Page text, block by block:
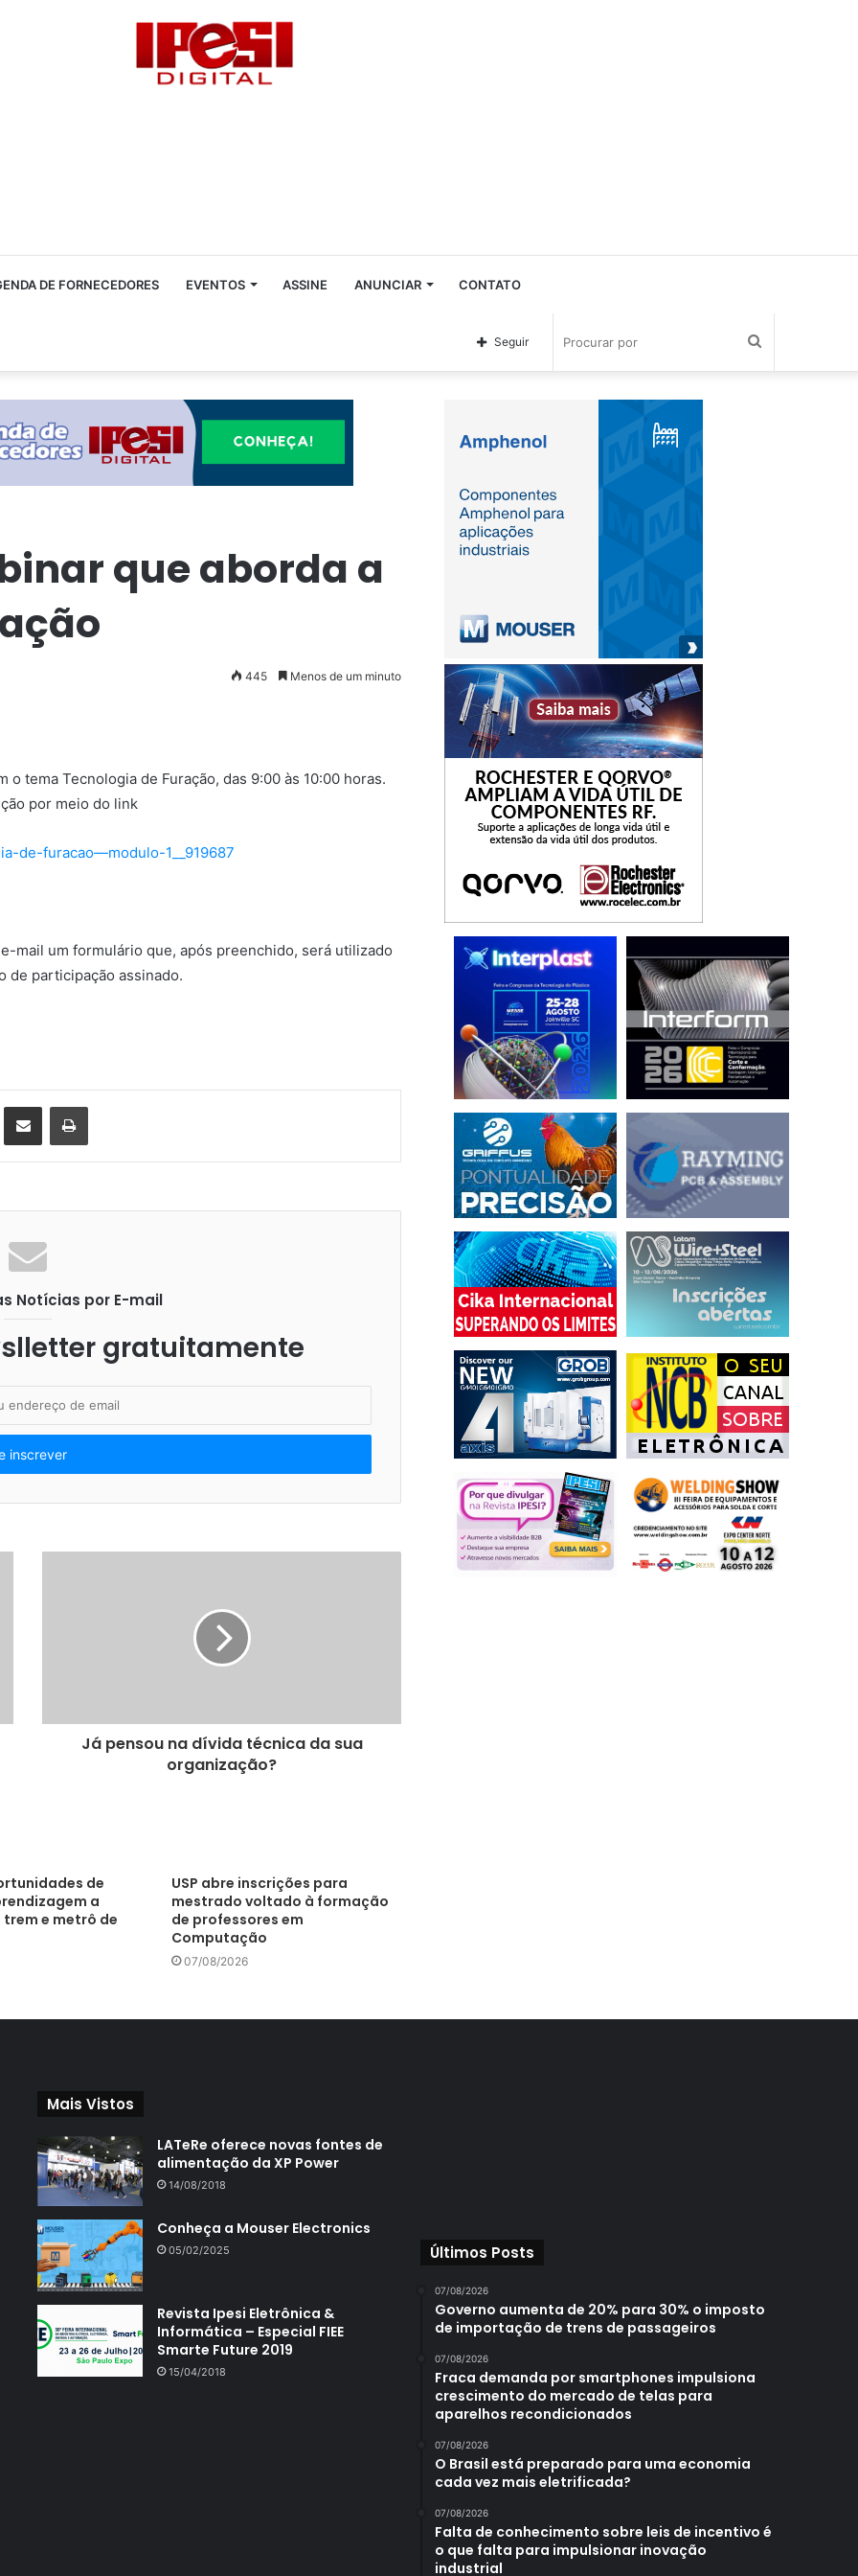
DE FORNECEDORES EVENTOS ASSINE ANUNCIAR CONTATO
Seguir
que aborda a
445 Menos de um minuto
o tema Tecnologia de Furação, das 9:00 às 10:00 horas.
por meio do link
de-furacao—modulo-1__919687
mail um formulário que, após preenchido, será utilizado
de participação assinado.
Notícias por E-mail
gratuitamente
Já pensou na dívida técnica da sua
organização?
de
a
e metrô de
USP abre inscrições para
mestrado voltado à formação
de professores em
Computação
07/08/2026
Mais Vistos
LATeRe oferece novas fontes de
alimentação da XP Power
14/08/2018
Conheça a Mouser Electronics
05/02/2025
Revista Ipesi Eletrônica &
Informática – Especial FIEE
Smarte Future 2019
15/04/2018
Últimos Posts
07/08/2026
Governo aumenta de 20% para 30% o imposto
de importação de trens de passageiros
07/08/2026
Fraca demanda por smartphones impulsiona
crescimento do mercado de telas para
aparelhos recondicionados
07/08/2026
O Brasil está preparado para uma economia
cada vez mais eletrificada?
07/08/2026
Falta de conhecimento sobre leis de incentivo é
o que falta para impulsionar inovação
industrial